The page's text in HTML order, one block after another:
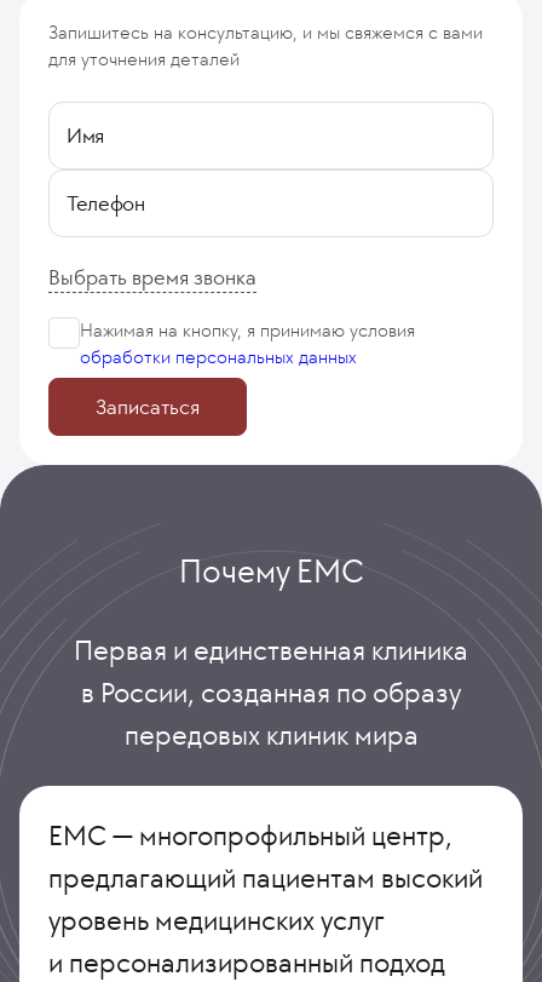
Запишитесь на консультацию, и мы свяжемся с вами
для уточнения деталей
Имя
Телефон
Выбрать время звонка
Нажимая на кнопку, я принимаю условия
обработки персональных данных
Записаться
Почему ЕМС
Первая и единственная клиника
в России, созданная по образу
передовых клиник мира
ЕМС — многопрофильный центр,
предлагающий пациентам высокий
уровень медицинских услуг
и персонализированный подход